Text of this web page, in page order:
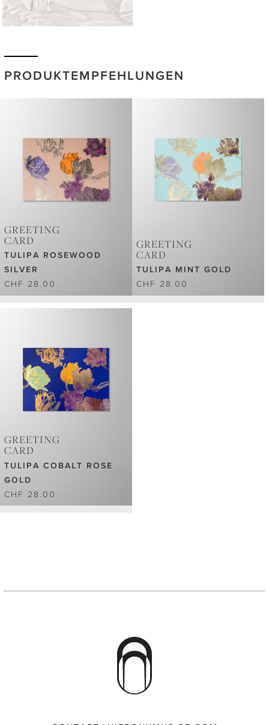
PRODUKTEMPFEHLUNGEN
GREETING
CARD
TULIPA ROSEWOOD
SILVER
CHF 28.00
GREETING
CARD
TULIPA MINT GOLD
CHF 28.00
GREETING
CARD
TULIPA COBALT ROSE
GOLD
CHF 28.00